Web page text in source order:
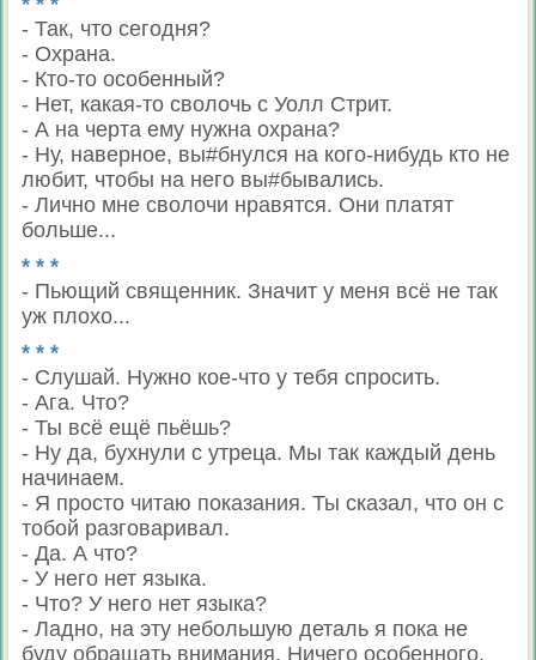
- Так, что сегодня?
- Охрана.
- Кто-то особенный?
- Нет, какая-то сволочь с Уолл Стрит.
- А на черта ему нужна охрана?
- Ну, наверное, вы#бнулся на кого-нибудь кто не
любит, чтобы на него вы#бывались.
- Лично мне сволочи нравятся. Они платят
больше...
* * *
- Пьющий священник. Значит у меня всё не так
уж плохо...
* * *
- Слушай. Нужно кое-что у тебя спросить.
- Ага. Что?
- Ты всё ещё пьёшь?
- Ну да, бухнули с утреца. Мы так каждый день
начинаем.
- Я просто читаю показания. Ты сказал, что он с
тобой разговаривал.
- Да. А что?
- У него нет языка.
- Что? У него нет языка?
- Ладно, на эту небольшую деталь я пока не
буду обращать внимания. Ничего особенного,